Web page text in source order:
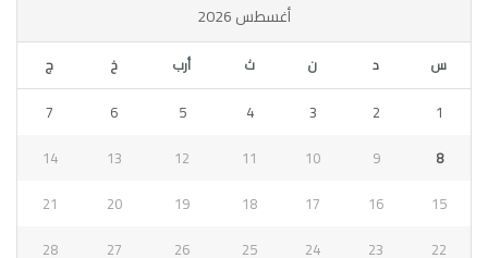
أغسطس 2026
س د ن ث أرب خ ج
1
2
3
4
5
6
7
8
9
10
11
12
13
14
15
16
17
18
19
20
21
22
23
24
25
26
27
28